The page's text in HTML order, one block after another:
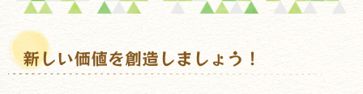
新しい価値を創造しましょう！